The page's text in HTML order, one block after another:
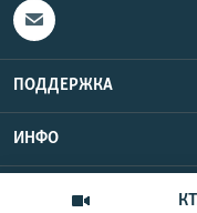
ПОДДЕРЖКА
ИНФО
Copyright
UTC+3